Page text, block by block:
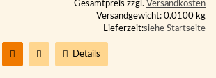
Gesamtpreis zzgl. Versandkosten
Versandgewicht: 0.0100 kg
Lieferzeit:siehe Startseite
Details